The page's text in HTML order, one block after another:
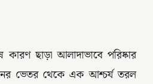
ছাড়া আলাদাভাবে পরিষ্কার
ভেতর থেকে এক আশ্চর্য তরল